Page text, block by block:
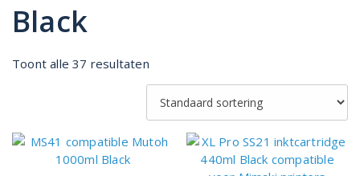
Black
Toont alle 37 resultaten